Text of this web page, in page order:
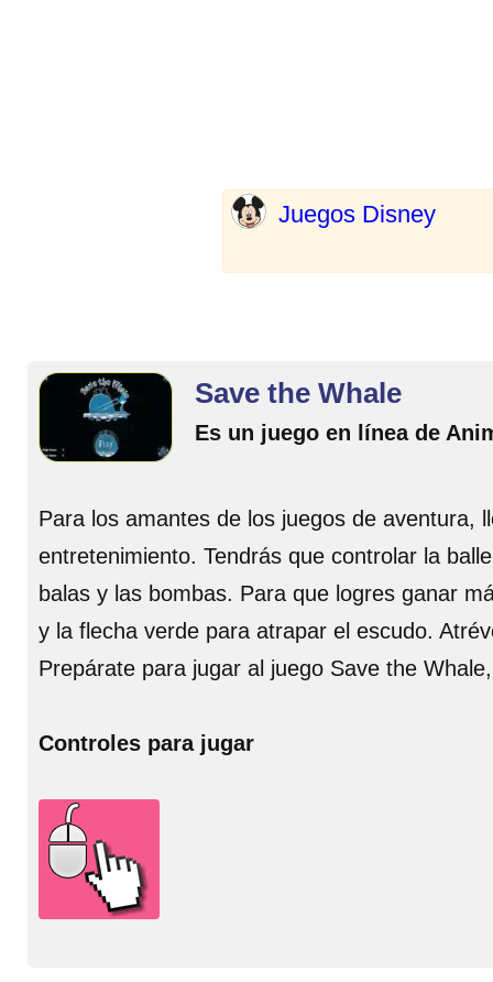
Juegos Disney
Save the Whale
Es un juego en línea de
Para los amantes de los juegos de aventura,
entretenimiento. Tendrás que controlar la
balas y las bombas. Para que logres ganar
y la flecha verde para atrapar el escudo.
Prepárate para jugar al juego Save the
Controles para jugar